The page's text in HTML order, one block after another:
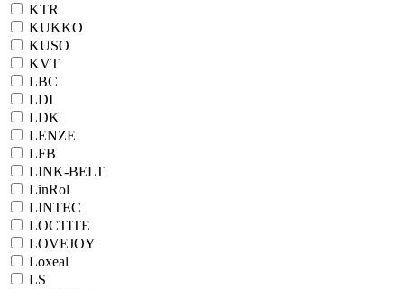
KTR
KUKKO
KUSO
KVT
LBC
LDI
LDK
LENZE
LFB
LINK-BELT
LinRol
LINTEC
LOCTITE
LOVEJOY
Loxeal
LS